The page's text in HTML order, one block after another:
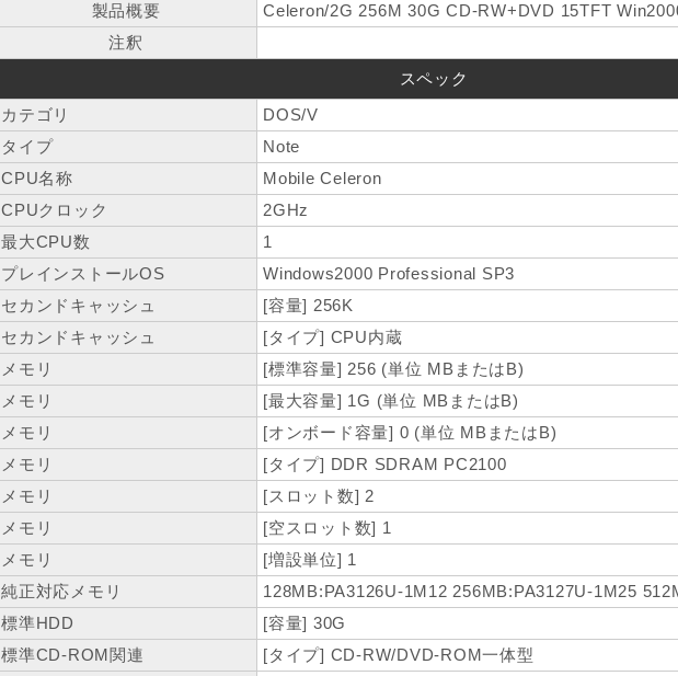
製品概要
Celeron/2G 256M 30G CD-RW+DVD 15TFT
注釈
スペック
カテゴリ
DOS/V
タイプ
Note
CPU名称
Mobile Celeron
CPUクロック
2GHz
最大CPU数
1
プレインストールOS
Windows2000 Professional SP3
セカンドキャッシュ
[容量] 256K
セカンドキャッシュ
[タイプ] CPU内蔵
メモリ
[標準容量] 256 (単位 MBまたはB)
メモリ
[最大容量] 1G (単位 MBまたはB)
メモリ
[オンボード容量] 0 (単位 MBまたはB)
メモリ
[タイプ] DDR SDRAM PC2100
メモリ
[スロット数] 2
メモリ
[空スロット数] 1
メモリ
[増設単位] 1
純正対応メモリ
128MB:PA3126U-1M12 256MB:PA3127U-1M25
標準HDD
[容量] 30G
標準CD-ROM関連
[タイプ] CD-RW/DVD-ROM一体型